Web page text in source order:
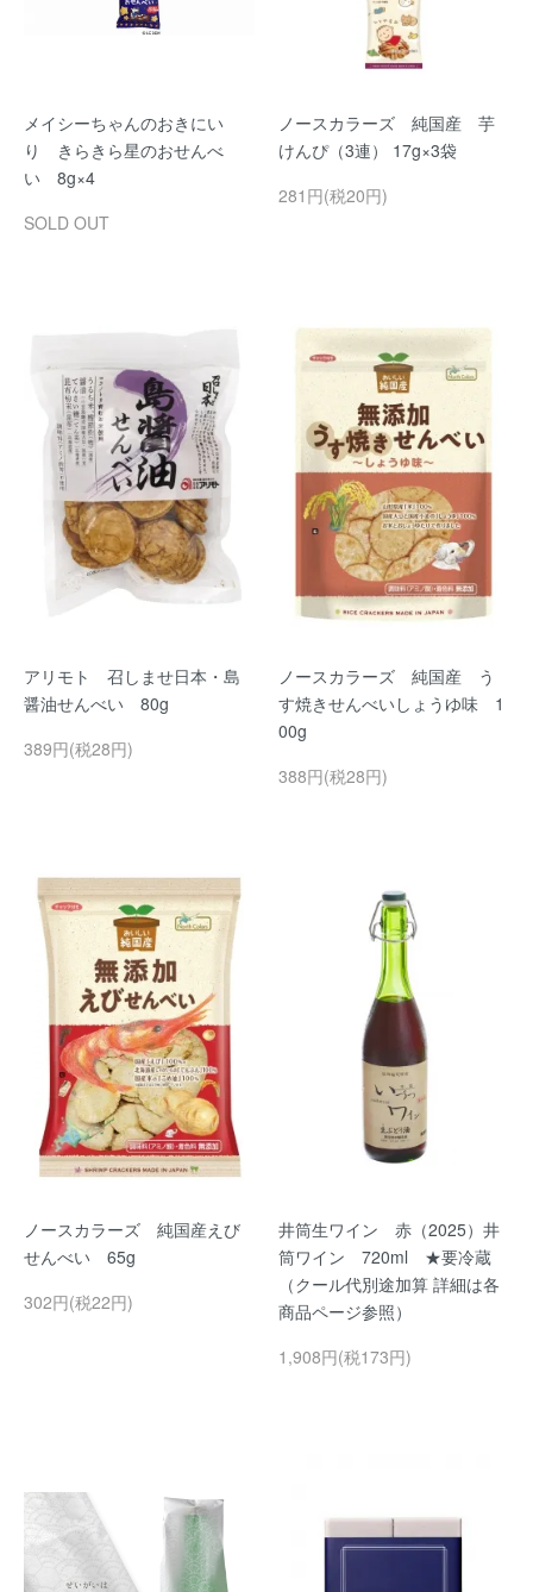
メイシーちゃんのおきにい
り きらきら星のおせんべ
い 8g×4
SOLD OUT
ノースカラーズ 純国産 芋
けんぴ（3連） 17g×3袋
281円(税20円)
アリモト 召しませ日本・島
醤油せんべい 80g
389円(税28円)
ノースカラーズ 純国産 う
す焼きせんべいしょうゆ味 1
00g
388円(税28円)
ノースカラーズ 純国産えび
せんべい 65g
302円(税22円)
井筒生ワイン 赤（2025）井
筒ワイン 720ml ★要冷蔵
（クール代別途加算 詳細は各
商品ページ参照）
1,908円(税173円)